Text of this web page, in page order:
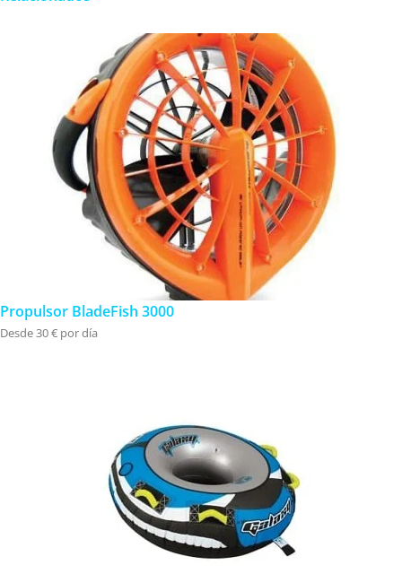
Propulsor BladeFish 3000
Desde 30 € por día